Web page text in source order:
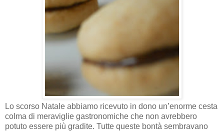
Lo scorso Natale abbiamo ricevuto in dono un’enorme cesta
colma di meraviglie gastronomiche che non avrebbero
potuto essere più gradite. Tutte queste bontà sembravano